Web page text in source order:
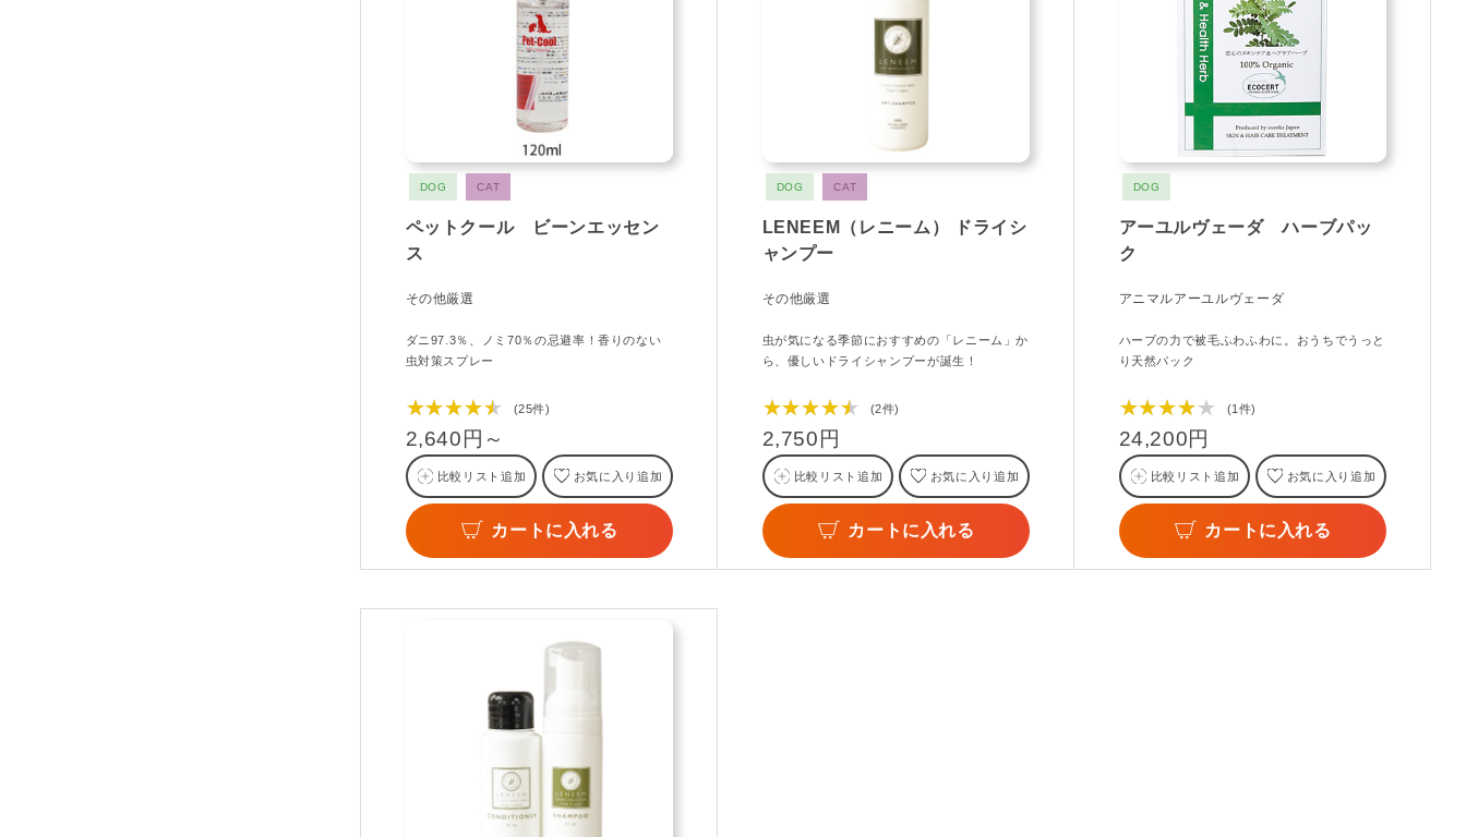
DOG CAT
ペットクール ビーンエッセン
ス
その他厳選
ダニ97.3％、ノミ70％の忌避率！香りのない
虫対策スプレー
★★★★★ (25件)
2,640円～
比較リスト追加 お気に入り追加
カートに入れる
DOG CAT
LENEEM（レニーム） ドライシ
ャンプー
その他厳選
虫が気になる季節におすすめの「レニーム」か
ら、優しいドライシャンプーが誕生！
★★★★★ (2件)
2,750円
比較リスト追加 お気に入り追加
カートに入れる
DOG
アーユルヴェーダ ハーブパッ
ク
アニマルアーユルヴェーダ
ハーブの力で被毛ふわふわに。おうちでうっと
り天然パック
★★★★★ (1件)
24,200円
比較リスト追加 お気に入り追加
カートに入れる